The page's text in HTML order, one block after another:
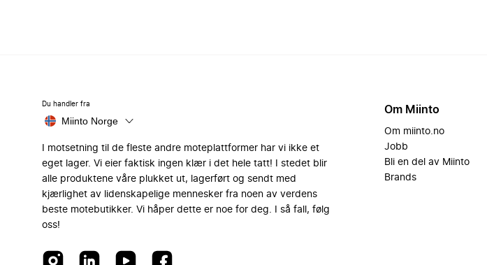
Du handler fra
Miinto Norge
I motsetning til de fleste andre moteplattformer har vi ikke et
eget lager. Vi eier faktisk ingen klær i det hele tatt! I stedet blir
alle produktene våre plukket ut, lagerført og sendt med
kjærlighet av lidenskapelige mennesker fra noen av verdens
beste motebutikker. Vi håper dette er noe for deg. I så fall, følg
oss!
Om Miinto
Om miinto.no
Jobb
Bli en del av Miinto
Brands